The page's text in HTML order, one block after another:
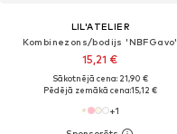
LIL'ATELIER
Kombinezons/bodijs 'NBFGavo'
15,21 €
Sākotnējā cena: 21,90 €
Pēdējā zemākā cena:15,12 €
+1